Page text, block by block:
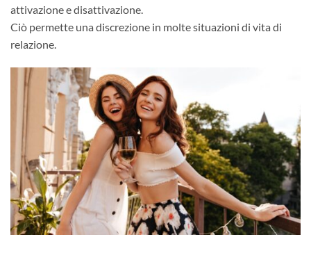
attivazione e disattivazione.
Ciò permette una discrezione in molte situazioni di vita di
relazione.